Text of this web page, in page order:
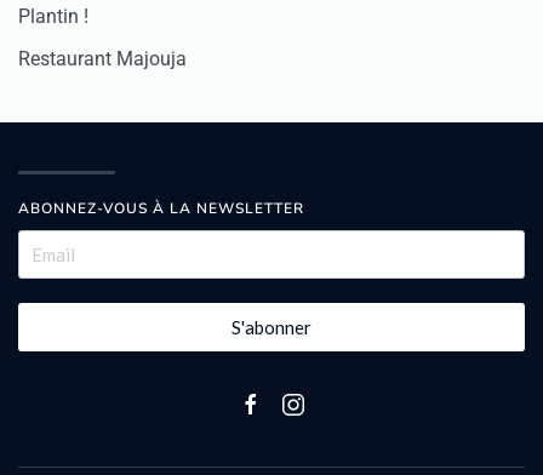
Plantin !
Restaurant Majouja
ABONNEZ-VOUS À LA NEWSLETTER
S'abonner